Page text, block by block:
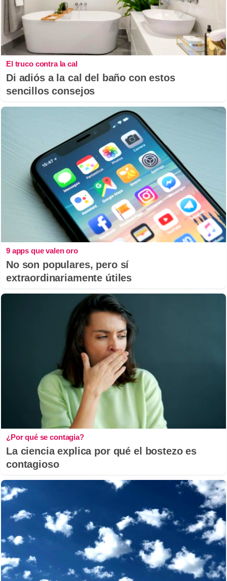
El truco contra la cal
Di adiós a la cal del baño con estos
sencillos consejos
9 apps que valen oro
No son populares, pero sí
extraordinariamente útiles
¿Por qué se contagia?
La ciencia explica por qué el bostezo es
contagioso